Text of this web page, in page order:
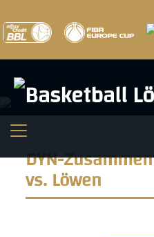
DYN-
vs. Löwen